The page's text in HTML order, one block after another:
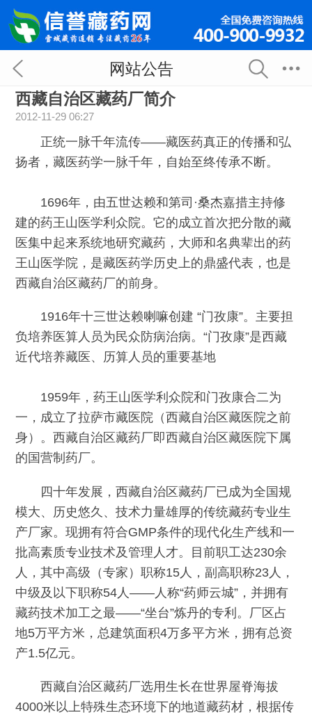
网站公告
西藏自治区藏药厂简介
2012-11-29 06:27
正统一脉千年流传——藏医药真正的传播和弘
扬者，藏医药学一脉千年，自始至终传承不断。
1696年，由五世达赖和第司·桑杰嘉措主持修
建的药王山医学利众院。它的成立首次把分散的藏
医集中起来系统地研究藏药，大师和名典辈出的药
王山医学院，是藏医药学历史上的鼎盛代表，也是
西藏自治区藏药厂的前身。
1916年十三世达赖喇嘛创建 “门孜康”。主要担
负培养医算人员为民众防病治病。“门孜康”是西藏
近代培养藏医、历算人员的重要基地
1959年，药王山医学利众院和门孜康合二为
一，成立了拉萨市藏医院（西藏自治区藏医院之前
身）。西藏自治区藏药厂即西藏自治区藏医院下属
的国营制药厂。
四十年发展，西藏自治区藏药厂已成为全国规
模大、历史悠久、技术力量雄厚的传统藏药专业生
产厂家。现拥有符合GMP条件的现代化生产线和一
批高素质专业技术及管理人才。目前职工达230余
人，其中高级（专家）职称15人，副高职称23人，
中级及以下职称54人——人称“药师云城”，并拥有
藏药技术加工之最——“坐台”炼丹的专利。厂区占
地5万平方米，总建筑面积4万多平方米，拥有总资
产1.5亿元。
西藏自治区藏药厂选用生长在世界屋脊海拔
4000米以上特殊生态环境下的地道藏药材，根据传